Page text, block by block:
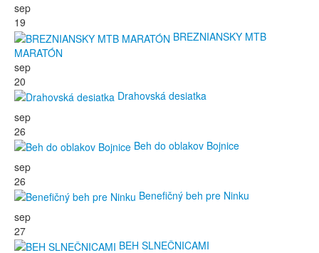
sep
19
BREZNIANSKY MTB
MARATÓN
sep
20
Drahovská desiatka
sep
26
Beh do oblakov Bojnice
sep
26
Benefičný beh pre Ninku
sep
27
BEH SLNEČNICAMI